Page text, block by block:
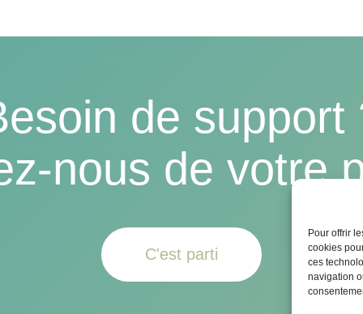
Pour offrir
cookies
ces
navigation
de support
nous de votre
C'est parti